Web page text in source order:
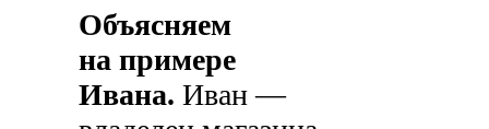
Объясняем
на примере
Ивана.Иван —